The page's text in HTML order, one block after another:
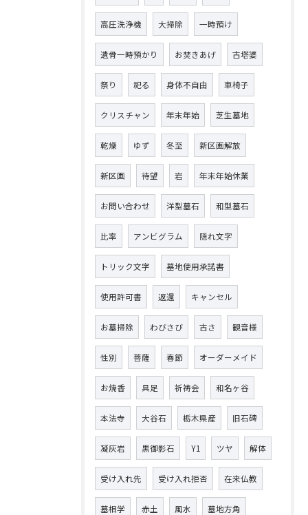
高圧洗浄機 大掃除 一時預け
遺骨一時預かり お焚きあげ 古塔婆
祭り 祀る 身体不自由 車椅子
クリスチャン 年末年始 芝生墓地
乾燥 ゆず 冬至 新区画解放
新区画 待望 岩 年末年始休業
お問い合わせ 洋型墓石 和型墓石
比率 アンビグラム 隠れ文字
トリック文字 墓地使用承諾書
使用許可書 返還 キャンセル
お墓掃除 わびさび 古さ 観音様
性別 菩薩 春節 オーダーメイド
お焼香 具足 祈祷会 和名ヶ谷
本法寺 大谷石 栃木県産 旧石碑
凝灰岩 黒御影石 Y1 ツヤ 解体
受け入れ先 受け入れ拒否 在来仏教
墓相学 赤土 風水 墓地方角